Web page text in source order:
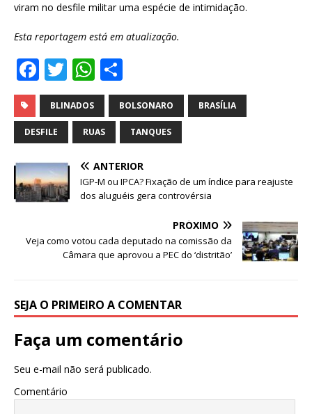
viram no desfile militar uma espécie de intimidação.
Esta reportagem está em atualização.
F
a
c
e
b
o
o
T
w
it
te
r
W
h
at
s
A
p
p
h
ar
e
BLINADOS BOLSONARO BRASÍLIA
DESFILE RUAS TANQUES
ANTERIOR
IGP-M ou IPCA? Fixação de um índice para reajuste
dos aluguéis gera controvérsia
PRÓXIMO
Veja como votou cada deputado na comissão da
Câmara que aprovou a PEC do ‘distritão’
SEJA O PRIMEIRO A COMENTAR
Faça um comentário
Seu e-mail não será publicado.
Comentário